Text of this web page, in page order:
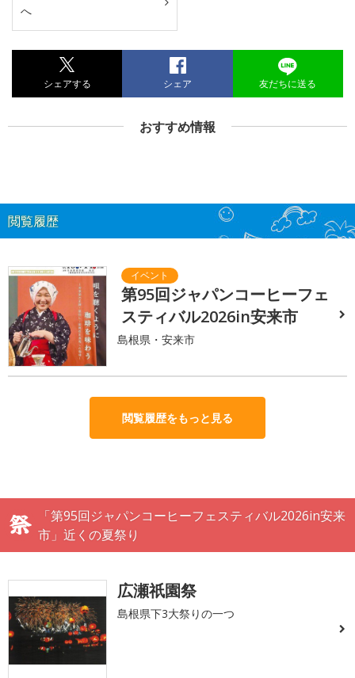
へ
シェアする シェア 友だちに送る
おすすめ情報
閲覧履歴
第95回ジャパンコーヒーフェ
スティバル2026in安来市
島根県・安来市
閲覧履歴をもっと見る
「第95回ジャパンコーヒーフェスティバル2026in安来
市」近くの夏祭り
広瀬祇園祭
島根県下3大祭りの一つ